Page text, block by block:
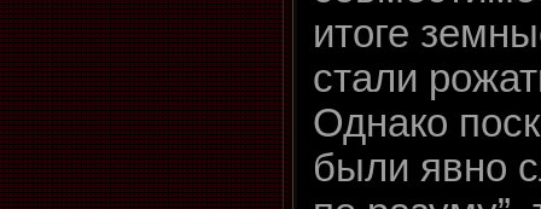
итоге
стали
Однако
были явно